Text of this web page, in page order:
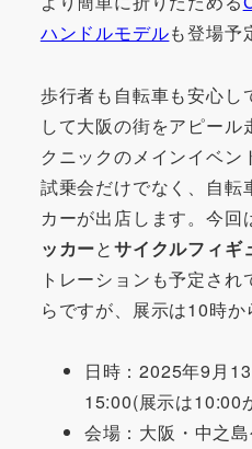
ハンドルモデルも登場予
歩行者も自転車も安心し
して大阪の街をアピー
クニックのメインイベ
試乗会だけでなく、自転
カーが出店します。今回
ッカーとサイクルフィギ
トレーションも予定さ
らですが、展示は10時か
日時：2025年9月
15:00(展示は10:00
会場：大阪・中之